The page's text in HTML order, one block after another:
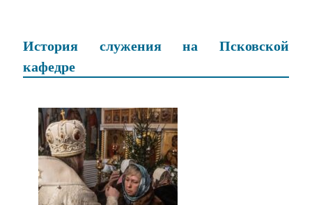
История служения на Псковской
кафедре